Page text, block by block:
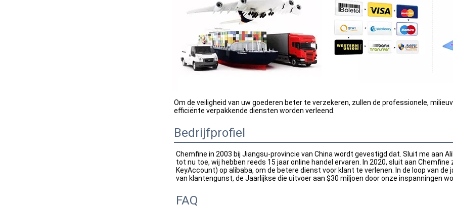
Om de veiligheid van uw goederen beter te verzekeren, zullen de professionele,
efficiënte verpakkende diensten worden verleend.
Bedrijfprofiel
Chemfine in 2003 bij Jiangsu-provincie van China wordt gevestigd dat. Sluit me aan
tot nu toe, wij hebben reeds 15 jaar online handel ervaren. In 2020, sluit aan Chemfine
KeyAccount) op alibaba, om de betere dienst voor klant te verlenen. In de loop van de
van klantengunst, de Jaarlijkse die uitvoer aan $30 miljoen door onze inspanningen
FAQ